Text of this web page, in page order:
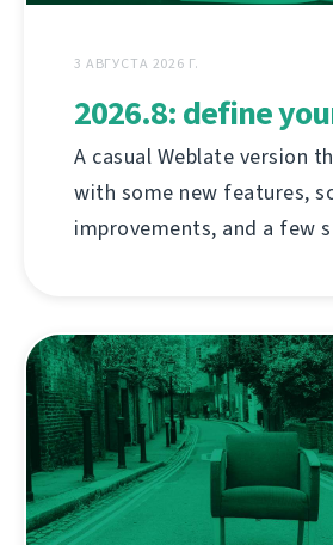
3 АВГУСТА 2026 Г.
2026.8: define
A casual Weblate version
with some new features,
improvements, and a few